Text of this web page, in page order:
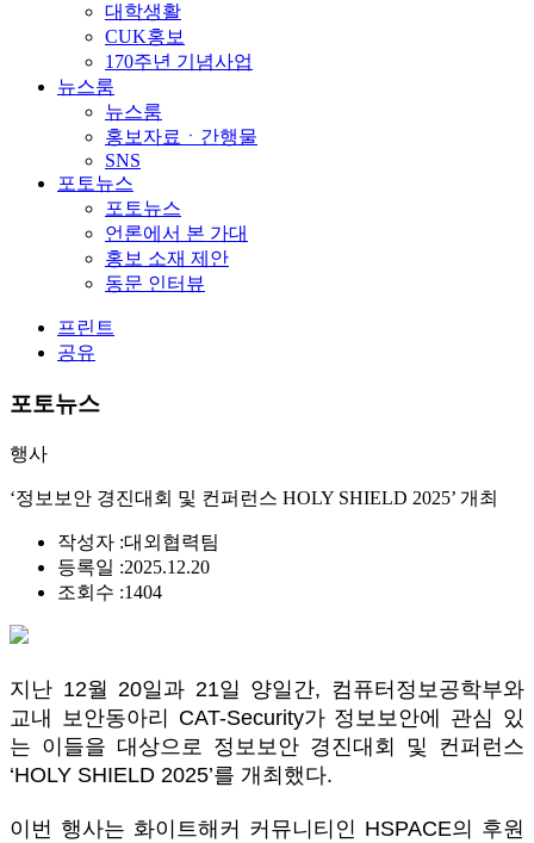
대학생활
CUK홍보
170주년 기념사업
뉴스룸
뉴스룸
홍보자료ㆍ간행물
SNS
포토뉴스
포토뉴스
언론에서 본 가대
홍보 소재 제안
동문 인터뷰
프린트
공유
포토뉴스
행사
‘정보보안 경진대회 및 컨퍼런스 HOLY SHIELD 2025’ 개최
작성자 :대외협력팀
등록일 :2025.12.20
조회수 :1404
지난 12월 20일과 21일 양일간, 컴퓨터정보공학부와
교내 보안동아리 CAT-Security가 정보보안에 관심 있
는 이들을 대상으로 정보보안 경진대회 및 컨퍼런스
‘HOLY SHIELD 2025’를 개최했다.
이번 행사는 화이트해커 커뮤니티인 HSPACE의 후원